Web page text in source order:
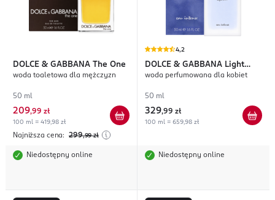
DOLCE & GABBANA The One
woda toaletowa dla mężczyzn
50 ml
209,99 zł
100 ml = 419,98 zł
Najniższa cena: 299,99 zł
Niedostępny online
4,2
DOLCE & GABBANA Light
Blue Intense
woda perfumowana dla kobiet
50 ml
329,99 zł
100 ml = 659,98 zł
Niedostępny online